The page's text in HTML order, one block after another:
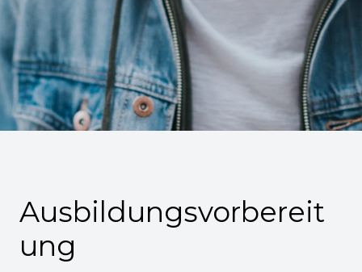
Ausbildungsvorbereit
ung